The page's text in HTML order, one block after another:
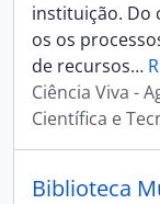
instituição. Do
os os
de recursos…
Ciência Viva -
Científica e